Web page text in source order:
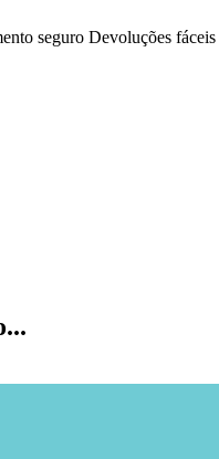
seguro Devoluções fáceis